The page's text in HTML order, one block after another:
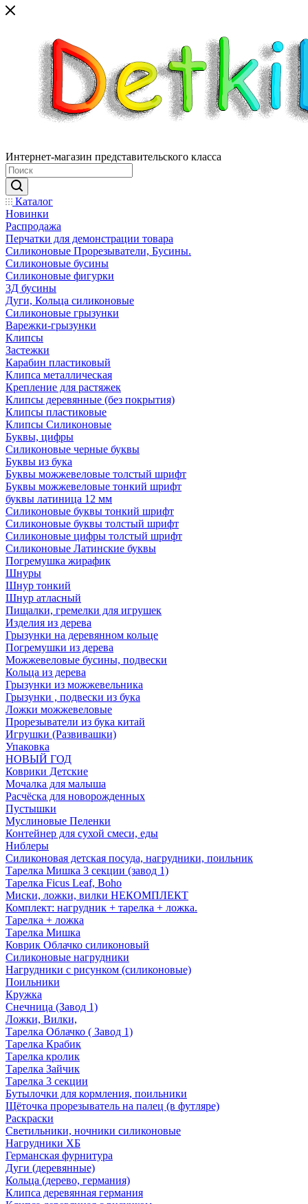
Интернет-магазин представительского класса
Каталог
Новинки
Распродажа
Перчатки для демонстрации товара
Силиконовые Прорезыватели, Бусины.
Силиконовые бусины
Силиконовые фигурки
3Д бусины
Дуги, Кольца силиконовые
Силиконовые грызунки
Варежки-грызунки
Клипсы
Застежки
Карабин пластиковый
Клипса металлическая
Крепление для растяжек
Клипсы деревянные (без покрытия)
Клипсы пластиковые
Клипсы Силиконовые
Буквы, цифры
Силиконовые черные буквы
Буквы из бука
Буквы можжевеловые толстый шрифт
Буквы можжевеловые тонкий шрифт
буквы латиница 12 мм
Силиконовые буквы тонкий шрифт
Силиконовые буквы толстый шрифт
Силиконовые цифры толстый шрифт
Силиконовые Латинские буквы
Погремушка жирафик
Шнуры
Шнур тонкий
Шнур атласный
Пищалки, гремелки для игрушек
Изделия из дерева
Грызунки на деревянном кольце
Погремушки из дерева
Можжевеловые бусины, подвески
Кольца из дерева
Грызунки из можжевельника
Грызунки , подвески из бука
Ложки можжевеловые
Прорезыватели из бука китай
Игрушки (Развивашки)
Упаковка
НОВЫЙ ГОД
Коврики Детские
Мочалка для малыша
Расчёска для новорожденных
Пустышки
Муслиновые Пеленки
Контейнер для сухой смеси, еды
Ниблеры
Силиконовая детская посуда, нагрудники, поильник
Тарелка Мишка 3 секции (завод 1)
Тарелка Ficus Leaf, Boho
Миски, ложки, вилки НЕКОМПЛЕКТ
Комплект: нагрудник + тарелка + ложка.
Тарелка + ложка
Тарелка Мишка
Коврик Облачко силиконовый
Силиконовые нагрудники
Нагрудники с рисунком (силиконовые)
Поильники
Кружка
Снечница (Завод 1)
Ложки, Вилки,
Тарелка Облачко ( Завод 1)
Тарелка Крабик
Тарелка кролик
Тарелка Зайчик
Тарелка 3 секции
Бутылочки для кормления, поильники
Щёточка прорезыватель на палец (в футляре)
Раскраски
Светильники, ночники силиконовые
Нагрудники ХБ
Германская фурнитура
Дуги (деревянные)
Кольца (дерево, германия)
Клипса деревянная германия